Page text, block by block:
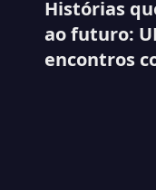
Histórias
ao futuro:
encontros